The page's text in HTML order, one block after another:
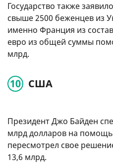
Государство также
свыше 2500 беженцев из
именно Франция из
евро из общей суммы
млрд.
США
Президент Джо Байден
млрд долларов на
пересмотрел свое
13,6 млрд.